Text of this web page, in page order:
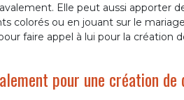
Elle peut aussi apporter
colorés ou en jouant sur le
faire appel à lui pour la création
pour une création